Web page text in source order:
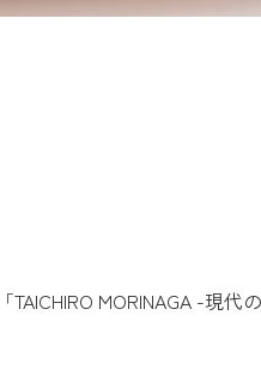
MORINAGA -現